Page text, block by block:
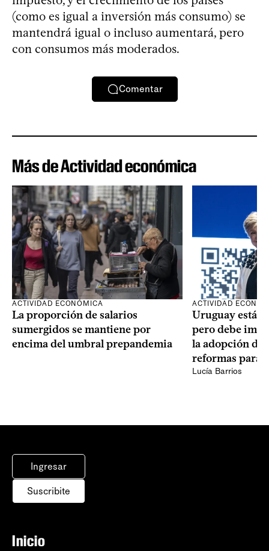
(como es igual a inversión más consumo) se
mantendrá igual o incluso aumentará, pero
con consumos más moderados.
Comentar
Más de Actividad económica
ACTIVIDAD ECONÓMICA
La proporción de salarios
sumergidos se mantiene por
encima del umbral prepandemia
ACTIVIDAD
Uruguay está
pero debe
la adopción de
reformas para
Lucía Barrios
Ingresar
Suscribite
Inicio